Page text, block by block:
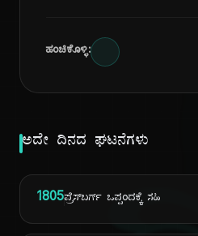
ಹಂಚಿಕೊಳ್ಳಿ:
ಅದೇ ದಿನದ ಘಟನೆಗಳು
1805ಪ್ರೆಸ್‌ಬರ್ಗ್ ಒಪ್ಪಂದಕ್ಕೆ ಸಹಿ